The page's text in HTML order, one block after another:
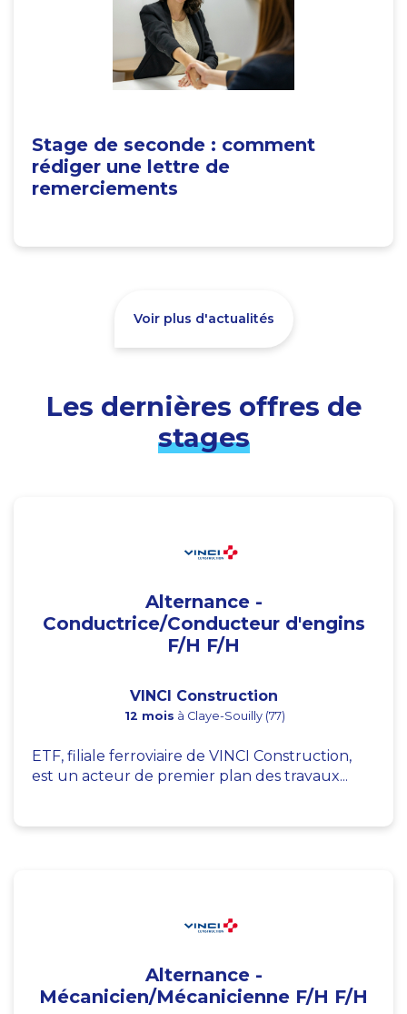
Stage de seconde : comment
rédiger une lettre de
remerciements
Voir plus d'actualités
Les dernières offres de
stages
Alternance -
Conductrice/Conducteur d'engins
F/H F/H
VINCI Construction
12 mois à Claye-Souilly (77)
ETF, filiale ferroviaire de VINCI Construction,
est un acteur de premier plan des travaux...
Alternance -
Mécanicien/Mécanicienne F/H F/H